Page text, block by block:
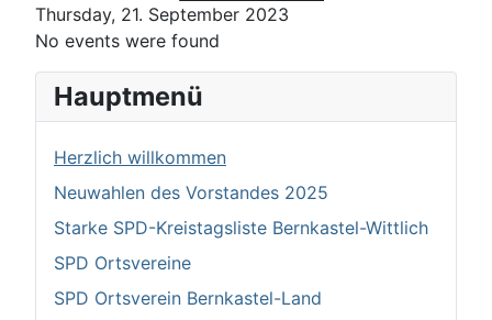
Thursday, 21. September 2023
No events were found
Hauptmenü
Herzlich willkommen
Neuwahlen des Vorstandes 2025
Starke SPD-Kreistagsliste Bernkastel-Wittlich
SPD Ortsvereine
SPD Ortsverein Bernkastel-Land